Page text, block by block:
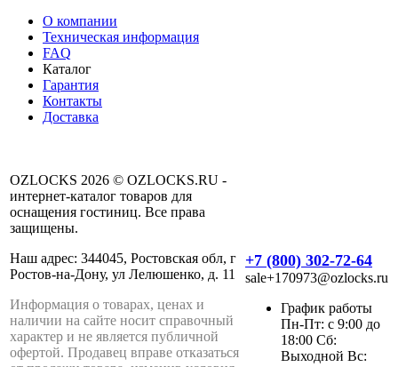
О компании
Техническая информация
FAQ
Каталог
Гарантия
Контакты
Доставка
OZLOCKS 2026 © OZLOCKS.RU -
интернет-каталог товаров для
оснащения гостиниц. Все права
защищены.
Наш адрес: 344045, Ростовская обл, г
Ростов-на-Дону, ул Лелюшенко, д. 11
Информация о товарах, ценах и
наличии на сайте носит справочный
характер и не является публичной
офертой. Продавец вправе отказаться
+7 (800) 302-72-64
sale+170973@ozlocks.ru
График работы
Пн-Пт: с 9:00 до
18:00 Сб:
Выходной Вс: